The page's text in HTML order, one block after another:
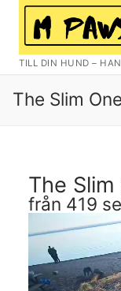
TILL DIN HUND –
The Slim
The
från 419